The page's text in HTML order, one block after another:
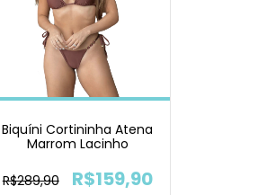
Biquíni Cortininha Atena
Marrom Lacinho
R$289,90 R$159,90